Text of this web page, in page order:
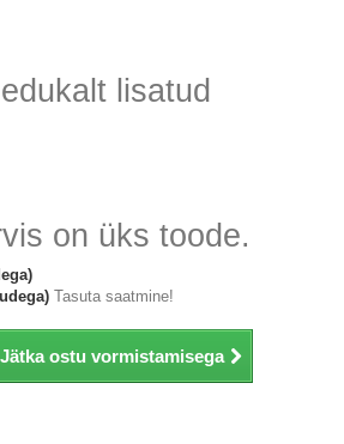
lisatud
on üks toode.
Tasuta saatmine!
Jätka ostu vormistamisega